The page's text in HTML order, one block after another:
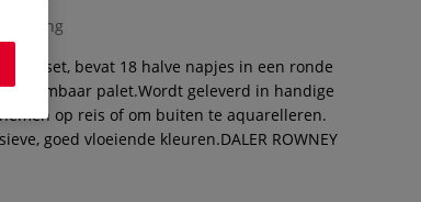
set, bevat 18 halve napjes in een ronde
palet.Wordt geleverd in handige
op reis of om buiten te aquarelleren.
goed vloeiende kleuren.DALER ROWNEY